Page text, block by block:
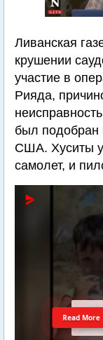
Ливанская
крушении
участие в
Рияда,
был подобран
США. Хуситы
самолет, и
Read More